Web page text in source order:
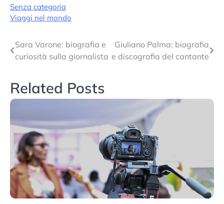
Senza categoria
Viaggi nel mondo
Navigazione
Sara Varone: biografia e
curiosità sulla giornalista
Giuliano Palma: biografia
e discografia del cantante
Related Posts